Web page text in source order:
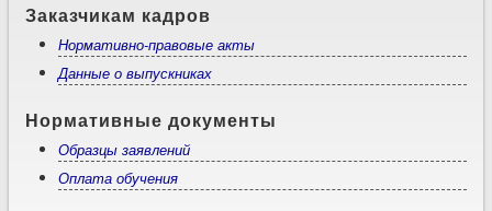
Заказчикам кадров
Нормативно-правовые акты
Данные о выпускниках
Нормативные документы
Образцы заявлений
Оплата обучения